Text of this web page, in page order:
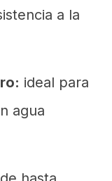
a la
ideal para
agua